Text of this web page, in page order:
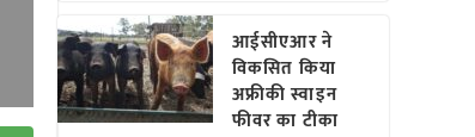
आईसीएआर ने
विकसित किया
अफ्रीकी स्वाइन
फीवर का टीका